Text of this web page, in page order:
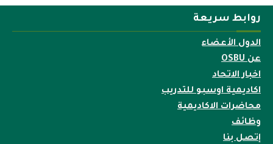
روابط سريعة
الدول الأعضاء
عن OSBU
اخبار الاتحاد
اكاديمية اوسبو للتدريب
محاضرات الاكاديمية
وظائف
إتصل بنا